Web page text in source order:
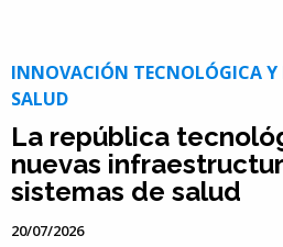
INNOVACIÓN TECNOLÓGICA Y
SALUD
La república
nuevas
sistemas de salud
20/07/2026